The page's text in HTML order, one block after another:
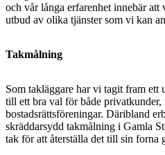
och vår långa erfarenhet innebär
utbud av olika tjänster som vi kan
Takmålning
Som takläggare har vi tagit fram ett
till ett bra val för både privatkunder,
bostadsrättsföreningar. Däribland
skräddarsydd takmålning i Gamla
tak för att återställa det till sin forna